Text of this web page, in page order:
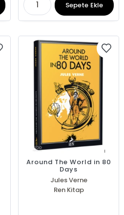
Sepete Ekle
Around The World in 80
Days
Jules Verne
Ren Kitap